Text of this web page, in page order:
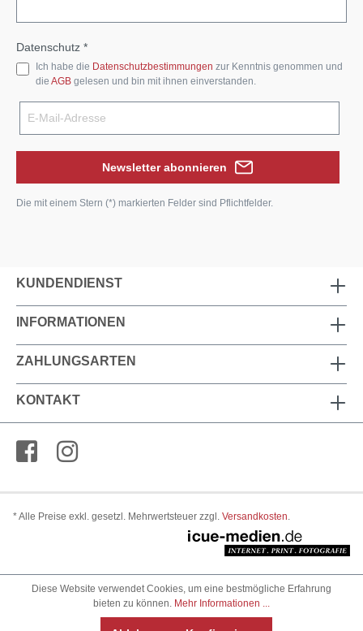
Datenschutz *
Ich habe die Datenschutzbestimmungen zur Kenntnis genommen und
die AGB gelesen und bin mit ihnen einverstanden.
Newsletter abonnieren
Die mit einem Stern (*) markierten Felder sind Pflichtfelder.
KUNDENDIENST
INFORMATIONEN
ZAHLUNGSARTEN
KONTAKT
* Alle Preise exkl. gesetzl. Mehrwertsteuer zzgl. Versandkosten.
Diese Website verwendet Cookies, um eine bestmögliche Erfahrung
bieten zu können. Mehr Informationen ...